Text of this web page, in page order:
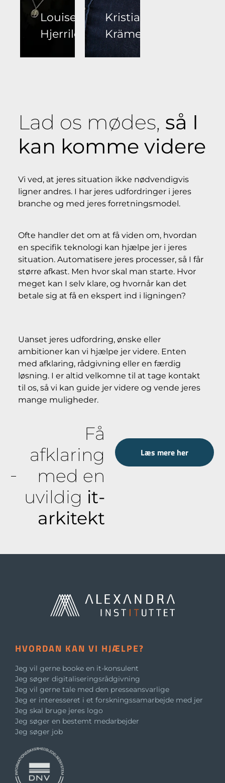
Louise
Hjerrild
Kristian
Krämer
Lad os mødes, så I
kan komme videre
Vi ved, at jeres situation ikke nødvendigvis
ligner andres. I har jeres udfordringer i jeres
branche og med jeres forretningsmodel.
Ofte handler det om at få viden om, hvordan
en specifik teknologi kan hjælpe jer i jeres
situation. Automatisere jeres processer, så I får
større afkast. Men hvor skal man starte. Hvor
meget kan I selv klare, og hvornår kan det
betale sig at få en ekspert ind i ligningen?
Uanset jeres udfordring, ønske eller
ambitioner kan vi hjælpe jer videre. Enten
med afklaring, rådgivning eller en færdig
løsning. I er altid velkomne til at tage kontakt
til os, så vi kan guide jer videre og vende jeres
mange muligheder.
Få
afklaring
med en
uvildig it-
arkitekt
Læs mere her
HVORDAN KAN VI HJÆLPE?
Jeg vil gerne booke en it-konsulent
Jeg søger digitaliseringsrådgivning
Jeg vil gerne tale med den presseansvarlige
Jeg er interesseret i et forskningssamarbejde med jer
Jeg skal bruge jeres logo
Jeg søger en bestemt medarbejder
Jeg søger job